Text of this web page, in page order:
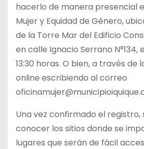
hacerlo de manera presencial
Mujer y Equidad de Género,
de la Torre Mar del Edificio
en calle Ignacio Serrano N°134,
13:30 horas. O bien, a través de
online escribiendo al correo
Una vez confirmado el registro,
conocer los sitios donde se
lugares que serán de fácil